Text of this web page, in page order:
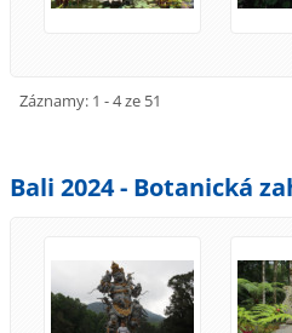
Záznamy: 1 - 4 ze 51
Bali 2024 - Botanická